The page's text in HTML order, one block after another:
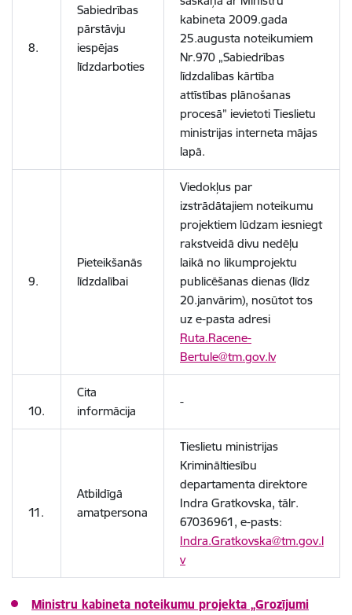
8.
Sabiedrības
pārstāvju
iespējas
līdzdarboties
kabineta 2009.gada
25.augusta noteikumiem
Nr.970 „Sabiedrības
līdzdalības kārtība
attīstības plānošanas
procesā” ievietoti Tieslietu
ministrijas interneta mājas
lapā.
9.
Pieteikšanās
līdzdalībai
Viedokļus par
izstrādātajiem noteikumu
projektiem lūdzam iesniegt
rakstveidā divu nedēļu
laikā no likumprojektu
publicēšanas dienas (līdz
20.janvārim), nosūtot tos
uz e-pasta adresi
Ruta.Racene-
Bertule@tm.gov.lv
10.
Cita
informācija
-
11.
Atbildīgā
amatpersona
Tieslietu ministrijas
Krimināltiesību
departamenta direktore
Indra Gratkovska, tālr.
67036961, e-pasts:
Indra.Gratkovska@tm.gov.l
v
Ministru kabineta noteikumu projekta „Grozījumi